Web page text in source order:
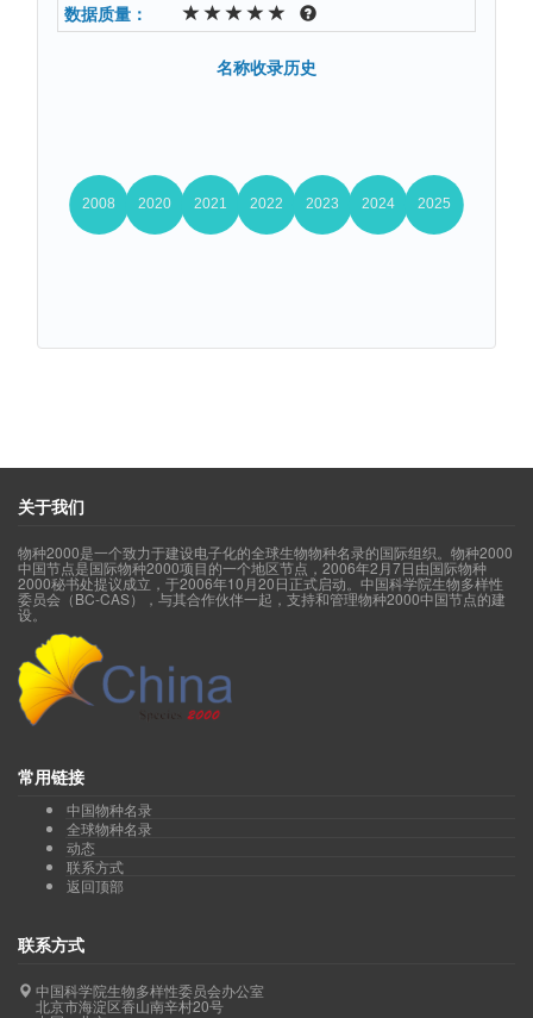
数据质量：
名称收录历史
关于我们
物种2000是一个致力于建设电子化的全球生物物种名录的国际组织。物种2000
中国节点是国际物种2000项目的一个地区节点，2006年2月7日由国际物种
2000秘书处提议成立，于2006年10月20日正式启动。中国科学院生物多样性
委员会（BC-CAS），与其合作伙伴一起，支持和管理物种2000中国节点的建
设。
常用链接
中国物种名录
全球物种名录
动态
联系方式
返回顶部
联系方式
中国科学院生物多样性委员会办公室
北京市海淀区香山南辛村20号